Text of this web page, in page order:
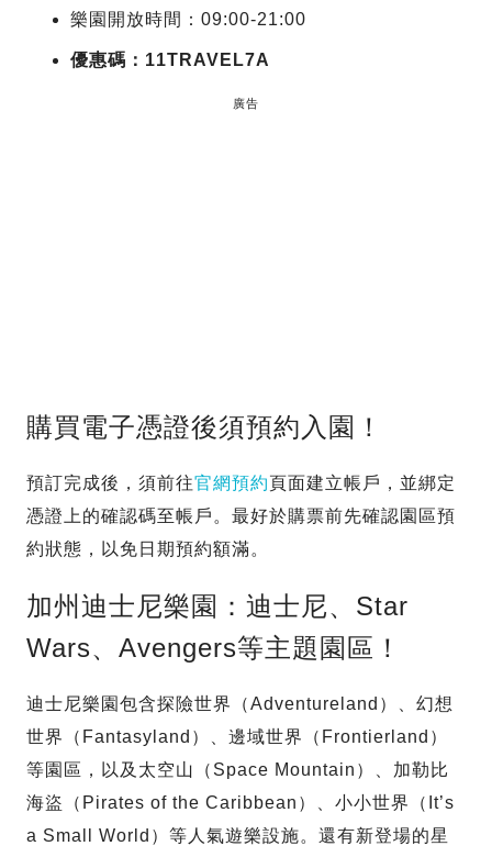
樂園開放時間：09:00-21:00
優惠碼：11TRAVEL7A
廣告
購買電子憑證後須預約入園！
預訂完成後，須前往官網預約 頁面建立帳戶，並綁定
憑證上的確認碼至帳戶。最好於購票前先確認園區預
約狀態，以免日期預約額滿。
加州迪士尼樂園：迪士尼、Star
Wars、Avengers等主題園區！
迪士尼樂園包含探險世界（Adventureland）、幻想
世界（Fantasyland）、邊域世界（Frontierland）
等園區，以及太空山（Space Mountain）、加勒比
海盜（Pirates of the Caribbean）、小小世界（It’s
a Small World）等人氣遊樂設施。還有新登場的星